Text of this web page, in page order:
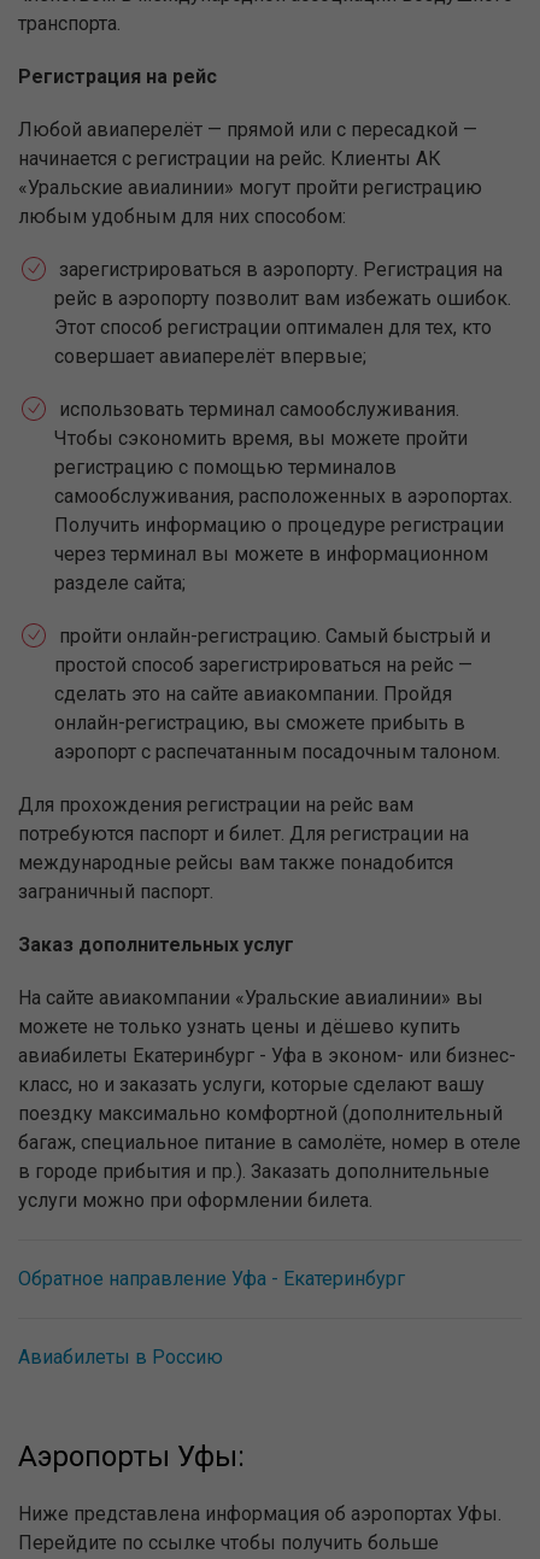
транспорта.
Регистрация на рейс
Любой авиаперелёт — прямой или с пересадкой —
начинается с регистрации на рейс. Клиенты АК
«Уральские авиалинии» могут пройти регистрацию
любым удобным для них способом:
зарегистрироваться в аэропорту. Регистрация на
рейс в аэропорту позволит вам избежать ошибок.
Этот способ регистрации оптимален для тех, кто
совершает авиаперелёт впервые;
использовать терминал самообслуживания.
Чтобы сэкономить время, вы можете пройти
регистрацию с помощью терминалов
самообслуживания, расположенных в аэропортах.
Получить информацию о процедуре регистрации
через терминал вы можете в информационном
разделе сайта;
пройти онлайн-регистрацию. Самый быстрый и
простой способ зарегистрироваться на рейс —
сделать это на сайте авиакомпании. Пройдя
онлайн-регистрацию, вы сможете прибыть в
аэропорт с распечатанным посадочным талоном.
Для прохождения регистрации на рейс вам
потребуются паспорт и билет. Для регистрации на
международные рейсы вам также понадобится
заграничный паспорт.
Заказ дополнительных услуг
На сайте авиакомпании «Уральские авиалинии» вы
можете не только узнать цены и дёшево купить
авиабилеты Екатеринбург - Уфа в эконом- или бизнес-
класс, но и заказать услуги, которые сделают вашу
поездку максимально комфортной (дополнительный
багаж, специальное питание в самолёте, номер в отеле
в городе прибытия и пр.). Заказать дополнительные
услуги можно при оформлении билета.
Обратное направление Уфа - Екатеринбург
Авиабилеты в Россию
Аэропорты Уфы:
Ниже представлена информация об аэропортах Уфы.
Перейдите по ссылке чтобы получить больше